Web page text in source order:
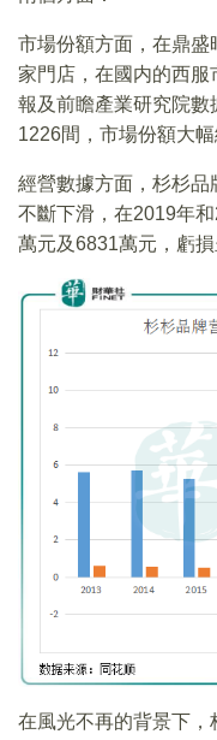
市場份額方面，在鼎
家門店，在國内的西
報及前瞻產業研究院
1226間，市場份額大幅
經營數據方面，杉杉
不斷下滑，在2019年
萬元及6831萬元，虧損
在風光不再的背景下